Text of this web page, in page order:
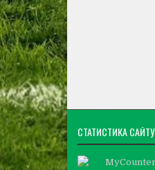
СТАТИСТИКА САЙТУ